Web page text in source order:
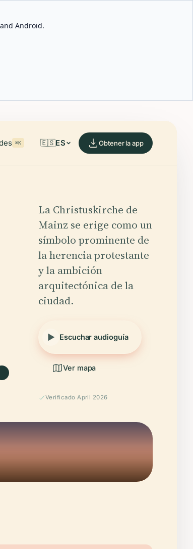
Android.
⌘K 🇪🇸ES Obtener la app
La Christuskirche de
Mainz se erige como un
símbolo prominente de
la herencia protestante
y la ambición
arquitectónica de la
ciudad.
Escuchar audioguía
Ver mapa
Verificado April 2026